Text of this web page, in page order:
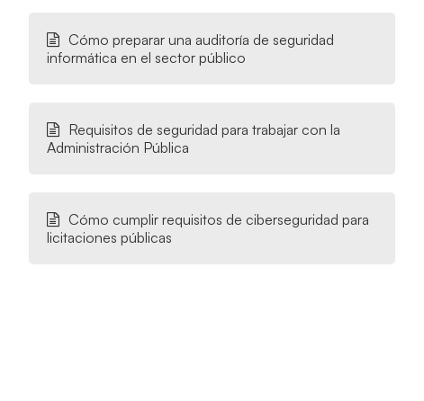
Cómo preparar una auditoría de seguridad
informática en el sector público
Requisitos de seguridad para trabajar con la
Administración Pública
Cómo cumplir requisitos de ciberseguridad para
licitaciones públicas